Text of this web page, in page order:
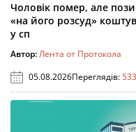
Чоловік помер, але
«на його розсуд»
у сп
Автор:Лента от Протокола
05.08.2026Переглядів:533